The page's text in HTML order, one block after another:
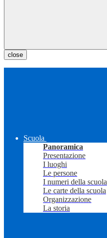
close
Scuola
Panoramica
Presentazione
I luoghi
Le persone
I numeri della scuola
Le carte della scuola
Organizzazione
La storia